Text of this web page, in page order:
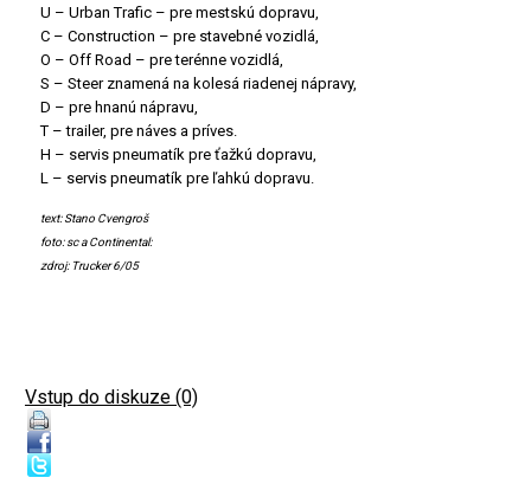
U – Urban Trafic – pre mestskú dopravu,
C – Construction – pre stavebné vozidlá,
O – Off Road – pre terénne vozidlá,
S – Steer znamená na kolesá riadenej nápravy,
D – pre hnanú nápravu,
T – trailer, pre náves a príves.
H – servis pneumatík pre ťažkú dopravu,
L – servis pneumatík pre ľahkú dopravu.
text: Stano Cvengroš
foto: sc a Continental:
zdroj: Trucker 6/05
Vstup do diskuze (0)